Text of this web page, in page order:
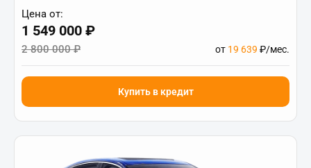
Цена от:
1 549 000 ₽
2 800 000 ₽ от 19 639 ₽/мес.
Купить в кредит